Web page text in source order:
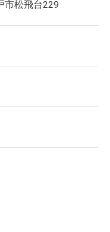
市松飛台229